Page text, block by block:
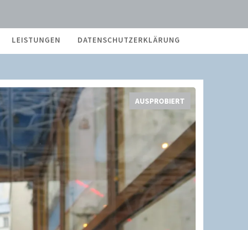
LEISTUNGEN DATENSCHUTZERKLÄRUNG
AUSPROBIERT